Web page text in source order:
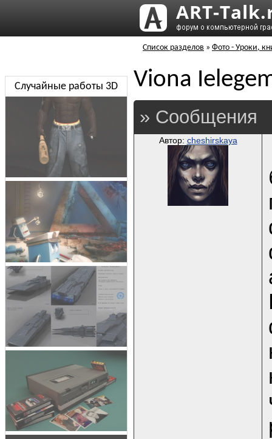
Список разделов » Фото - Уроки,
Viona
» Сообщения
Автор: cheshirskaya
Случайные работы 3D